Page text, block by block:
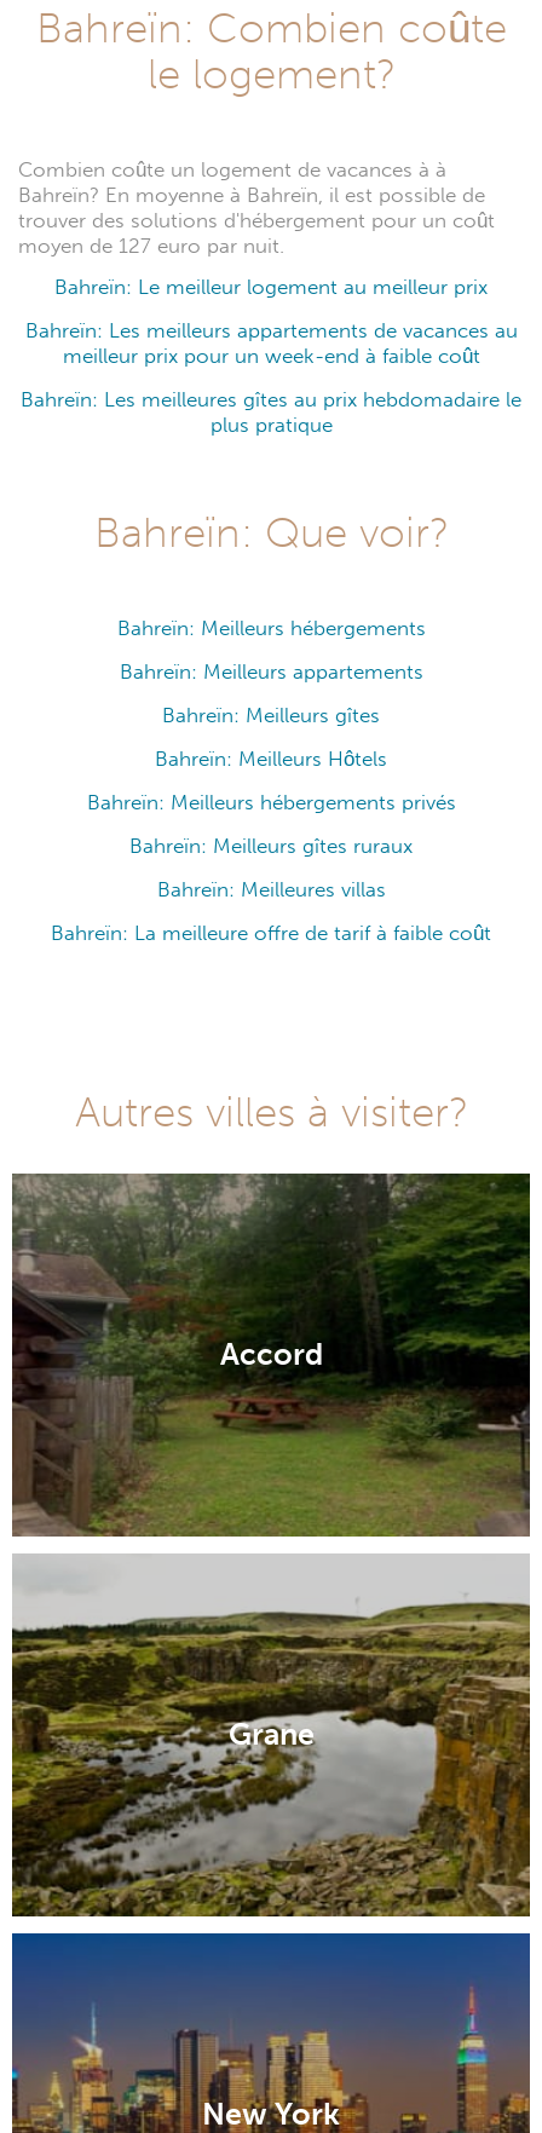
Bahreïn: Combien coûte
le logement?
Combien coûte un logement de vacances à à
Bahreïn? En moyenne à Bahreïn, il est possible de
trouver des solutions d'hébergement pour un coût
moyen de 127 euro par nuit.
Bahreïn: Le meilleur logement au meilleur prix
Bahreïn: Les meilleurs appartements de vacances au
meilleur prix pour un week-end à faible coût
Bahreïn: Les meilleures gîtes au prix hebdomadaire le
plus pratique
Bahreïn: Que voir?
Bahreïn: Meilleurs hébergements
Bahreïn: Meilleurs appartements
Bahreïn: Meilleurs gîtes
Bahreïn: Meilleurs Hôtels
Bahreïn: Meilleurs hébergements privés
Bahreïn: Meilleurs gîtes ruraux
Bahreïn: Meilleures villas
Bahreïn: La meilleure offre de tarif à faible coût
Autres villes à visiter?
Accord
Grane
New York